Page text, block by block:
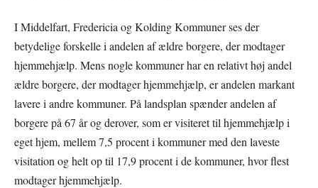
I Middelfart, Fredericia og Kolding Kommuner ses der
betydelige forskelle i andelen af ældre borgere, der modtager
hjemmehjælp. Mens nogle kommuner har en relativt høj andel
ældre borgere, der modtager hjemmehjælp, er andelen markant
lavere i andre kommuner. På landsplan spænder andelen af
borgere på 67 år og derover, som er visiteret til hjemmehjælp i
eget hjem, mellem 7,5 procent i kommuner med den laveste
visitation og helt op til 17,9 procent i de kommuner, hvor flest
modtager hjemmehjælp.